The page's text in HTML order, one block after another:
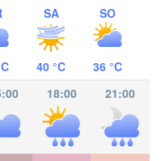
SA
40 °C
SO
36 °C
18:00 21:00
Riohacha
Maracaibo
Valledupar